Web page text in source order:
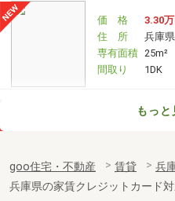
価 格
3.30
住 所
兵庫
専有面積 25m²
間取り
1DK
兵庫県高砂市伊保崎１丁目
専有面積
間取り
1K
もっと
goo住宅・不動産 賃貸
兵
兵庫県の家賃クレジットカード